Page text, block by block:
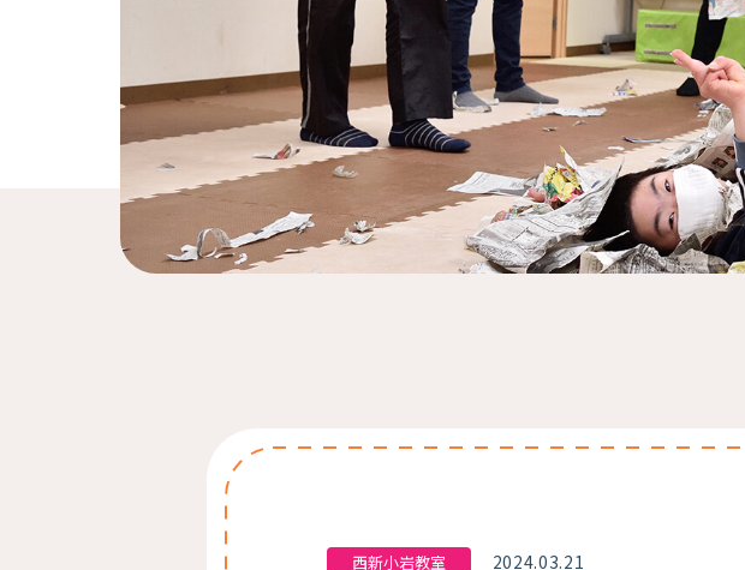
西新小岩教室 2024.03.21